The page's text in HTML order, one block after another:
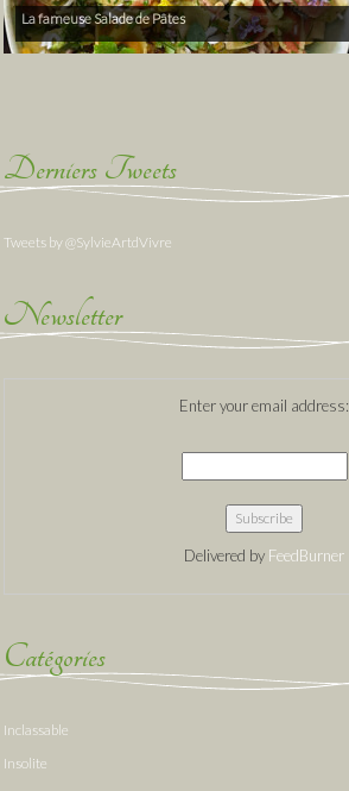
La fameuse Salade de Pâtes
Derniers Tweets
Tweets by @SylvieArtdVivre
Newsletter
Enter your email address:
Delivered by FeedBurner
Catégories
Inclassable
Insolite